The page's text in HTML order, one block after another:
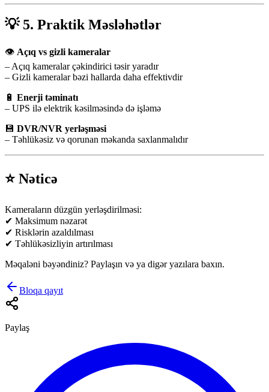
💡 5. Praktik Məsləhətlər
👁️ Açıq vs gizli kameralar
– Açıq kameralar çəkindirici təsir yaradır
– Gizli kameralar bəzi hallarda daha effektivdir
🔋 Enerji təminatı
– UPS ilə elektrik kəsilməsində də işləmə
💾 DVR/NVR yerləşməsi
– Təhlükəsiz və qorunan məkanda saxlanmalıdır
⭐ Nəticə
Kameraların düzgün yerləşdirilməsi:
✔ Maksimum nəzarət
✔ Risklərin azaldılması
✔ Təhlükəsizliyin artırılması
Məqaləni bəyəndiniz? Paylaşın və ya digər yazılara baxın.
Bloqa qayıt
Paylaş